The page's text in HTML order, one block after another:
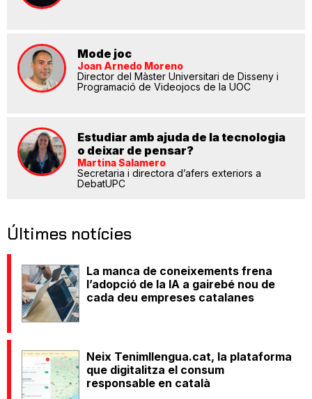
Mode joc
Joan Arnedo Moreno
Director del Màster Universitari de Disseny i
Programació de Videojocs de la UOC
Estudiar amb ajuda de la tecnologia
o deixar de pensar?
Martina Salamero
Secretaria i directora d’afers exteriors a
DebatUPC
Últimes notícies
La manca de coneixements frena
l’adopció de la IA a gairebé nou de
cada deu empreses catalanes
Neix Tenimllengua.cat, la plataforma
que digitalitza el consum
responsable en català